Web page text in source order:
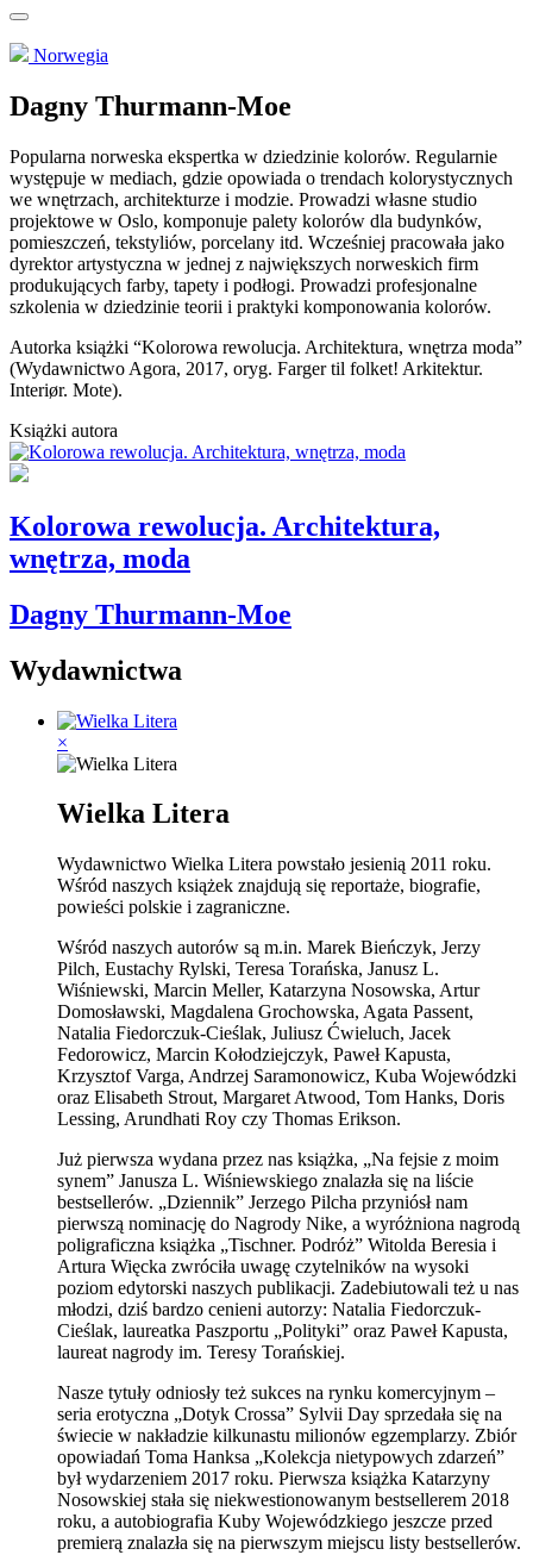
Norwegia
Dagny Thurmann-Moe
Popularna norweska ekspertka w dziedzinie kolorów. Regularnie
występuje w mediach, gdzie opowiada o trendach kolorystycznych
we wnętrzach, architekturze i modzie. Prowadzi własne studio
projektowe w Oslo, komponuje palety kolorów dla budynków,
pomieszczeń, tekstyliów, porcelany itd. Wcześniej pracowała jako
dyrektor artystyczna w jednej z największych norweskich firm
produkujących farby, tapety i podłogi. Prowadzi profesjonalne
szkolenia w dziedzinie teorii i praktyki komponowania kolorów.
Autorka książki “Kolorowa rewolucja. Architektura, wnętrza moda”
(Wydawnictwo Agora, 2017, oryg. Farger til folket! Arkitektur.
Interiør. Mote).
Książki autora
Kolorowa rewolucja. Architektura,
wnętrza, moda
Dagny Thurmann-Moe
Wydawnictwa
×
Wielka Litera
Wydawnictwo Wielka Litera powstało jesienią 2011 roku.
Wśród naszych książek znajdują się reportaże, biografie,
powieści polskie i zagraniczne.
Wśród naszych autorów są m.in. Marek Bieńczyk, Jerzy
Pilch, Eustachy Rylski, Teresa Torańska, Janusz L.
Wiśniewski, Marcin Meller, Katarzyna Nosowska, Artur
Domosławski, Magdalena Grochowska, Agata Passent,
Natalia Fiedorczuk-Cieślak, Juliusz Ćwieluch, Jacek
Fedorowicz, Marcin Kołodziejczyk, Paweł Kapusta,
Krzysztof Varga, Andrzej Saramonowicz, Kuba Wojewódzki
oraz Elisabeth Strout, Margaret Atwood, Tom Hanks, Doris
Lessing, Arundhati Roy czy Thomas Erikson.
Już pierwsza wydana przez nas książka, „Na fejsie z moim
synem” Janusza L. Wiśniewskiego znalazła się na liście
bestsellerów. „Dziennik” Jerzego Pilcha przyniósł nam
pierwszą nominację do Nagrody Nike, a wyróżniona nagrodą
poligraficzna książka „Tischner. Podróż” Witolda Beresia i
Artura Więcka zwróciła uwagę czytelników na wysoki
poziom edytorski naszych publikacji. Zadebiutowali też u nas
młodzi, dziś bardzo cenieni autorzy: Natalia Fiedorczuk-
Cieślak, laureatka Paszportu „Polityki” oraz Paweł Kapusta,
laureat nagrody im. Teresy Torańskiej.
Nasze tytuły odniosły też sukces na rynku komercyjnym –
seria erotyczna „Dotyk Crossa” Sylvii Day sprzedała się na
świecie w nakładzie kilkunastu milionów egzemplarzy. Zbiór
opowiadań Toma Hanksa „Kolekcja nietypowych zdarzeń”
był wydarzeniem 2017 roku. Pierwsza książka Katarzyny
Nosowskiej stała się niekwestionowanym bestsellerem 2018
roku, a autobiografia Kuby Wojewódzkiego jeszcze przed
premierą znalazła się na pierwszym miejscu listy bestsellerów.